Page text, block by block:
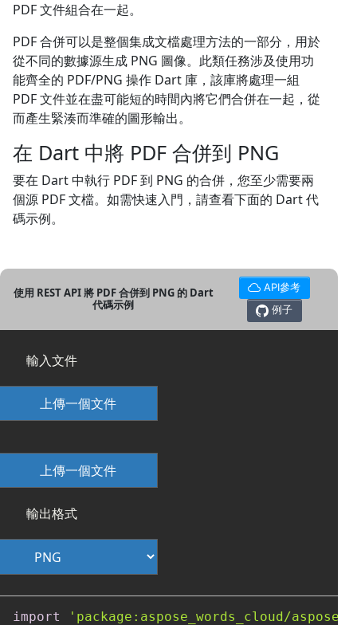
PDF 文件組合在一起。
PDF 合併可以是整個集成文檔處理方法的一部分，用於
從不同的數據源生成 PNG 圖像。此類任務涉及使用功
能齊全的 PDF/PNG 操作 Dart 庫，該庫將處理一組
PDF 文件並在盡可能短的時間內將它們合併在一起，從
而產生緊湊而準確的圖形輸出。
在 Dart 中將 PDF 合併到 PNG
要在 Dart 中執行 PDF 到 PNG 的合併，您至少需要兩
個源 PDF 文檔。如需快速入門，請查看下面的 Dart 代
碼示例。
使用 REST API 將 PDF 合併到 PNG 的 Dart
代碼示例
API參考
例子
輸入文件
上傳一個文件
上傳一個文件
輸出格式
import
'package:aspose_words_cloud/